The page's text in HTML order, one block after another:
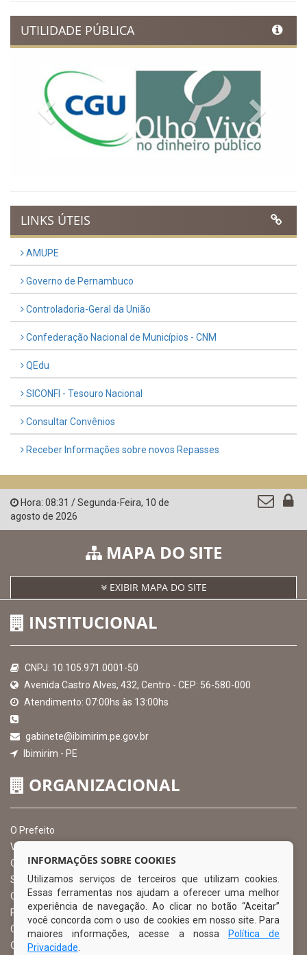
UTILIDADE PÚBLICA
Previous
LINKS ÚTEIS
AMUPE
Governo de Pernambuco
Controladoria-Geral da União
Confederação Nacional de Municípios - CNM
QEdu
SICONFI - Tesouro Nacional
Consultar Convênios
Receber Informações sobre novos Repasses
Hora: 08:31 /Segunda-Feira, 10 de
agosto de 2026
MAPA DO SITE
EXIBIR MAPA DO SITE
INSTITUCIONAL
CNPJ: 10.105.971.0001-50
Avenida Castro Alves, 432, Centro - CEP: 56-580-000
Atendimento: 07:00hs às 13:00hs
gabinete@ibimirim.pe.gov.br
Ibimirim - PE
ORGANIZACIONAL
O Prefeito
Vice Prefeito
Ouvidoria Municipal
Serviço de Informação ao Cidadão – SIC
Chefe de Gabinete
Procuradoria Geral
Órgão de Controle Interno
Organograma
INFORMAÇÕES SOBRE COOKIES
Utilizamos serviços de terceiros que utilizam cookies.
Essas ferramentas nos ajudam a oferecer uma melhor
experiência de navegação. Ao clicar no botão “Aceitar”
você concorda com o uso de cookies em nosso site. Para
maiores informações, acesse a nossa
Política de
Privacidade